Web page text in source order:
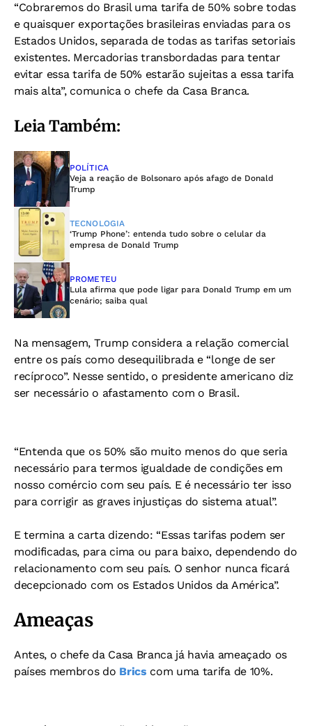
“Cobraremos do Brasil uma tarifa de 50% sobre todas
e quaisquer exportações brasileiras enviadas para os
Estados Unidos, separada de todas as tarifas setoriais
existentes. Mercadorias transbordadas para tentar
evitar essa tarifa de 50% estarão sujeitas a essa tarifa
mais alta”, comunica o chefe da Casa Branca.
Leia Também:
POLÍTICA
Veja a reação de Bolsonaro após afago de Donald
Trump
TECNOLOGIA
‘Trump Phone’: entenda tudo sobre o celular da
empresa de Donald Trump
PROMETEU
Lula afirma que pode ligar para Donald Trump em um
cenário; saiba qual
Na mensagem, Trump considera a relação comercial
entre os país como desequilibrada e “longe de ser
recíproco”. Nesse sentido, o presidente americano diz
ser necessário o afastamento com o Brasil.
“Entenda que os 50% são muito menos do que seria
necessário para termos igualdade de condições em
nosso comércio com seu país. E é necessário ter isso
para corrigir as graves injustiças do sistema atual”.
E termina a carta dizendo: “Essas tarifas podem ser
modificadas, para cima ou para baixo, dependendo do
relacionamento com seu país. O senhor nunca ficará
decepcionado com os Estados Unidos da América”.
Ameaças
Antes, o chefe da Casa Branca já havia ameaçado os
países membros do Brics com uma tarifa de 10%.